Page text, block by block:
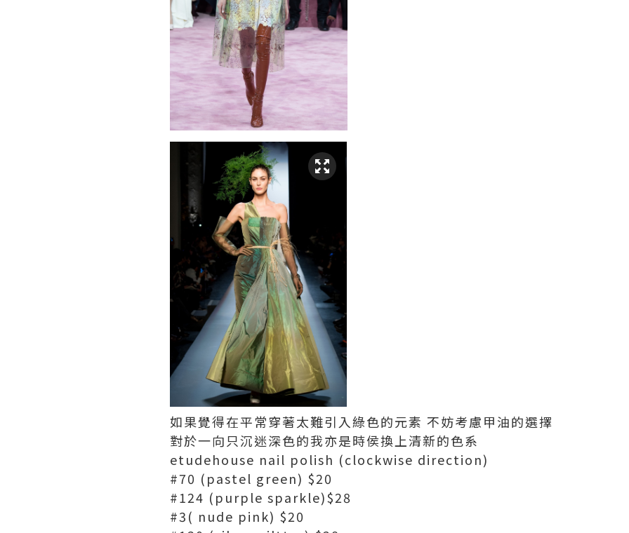
如果覺得在平常穿著太難引入綠色的元素 不妨考慮甲油的選擇
對於一向只沉迷深色的我亦是時侯換上清新的色系
etudehouse nail polish (clockwise direction)
#70 (pastel green) $20
#124 (purple sparkle)$28
#3( nude pink) $20